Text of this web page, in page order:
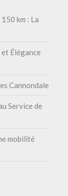
km : La
Élégance
Cannondale
Service de
mobilité